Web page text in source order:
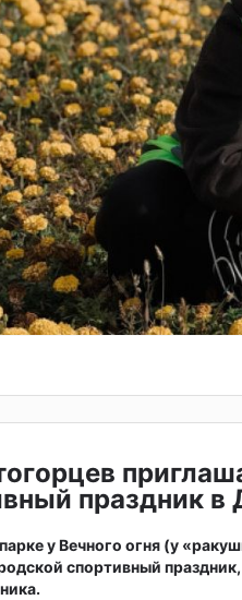
праздник в
у Вечного огня (у
спортивный